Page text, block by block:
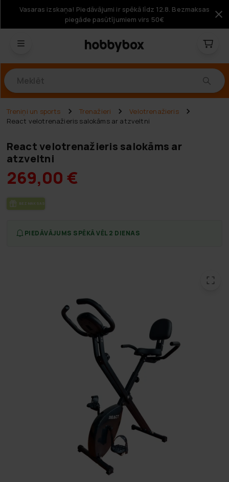
Vasaras izskaņa! Piedāvājumi ir spēkā līdz 12.8. Bezmaksas
piegāde pasūtījumiem virs 50€
Treniņi un sports Trenažieri
Velotrenažieris
React velotrenažieris salokāms ar atzveltni
React velotrenažieris salokāms ar
atzveltni
269,00 €
BEZ­MAK­SAS PIE­GĀ­DE
PIEDĀVĀJUMS SPĒKĀ VĒL 2 DIENAS